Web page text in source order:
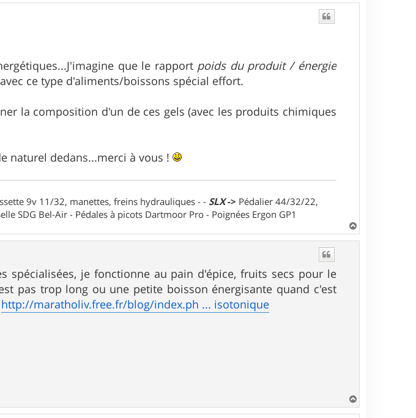
que le rapport poids du produit / énergie
ce type d'aliments/boissons spécial effort.
la composition d'un de ces gels (avec les produits chimiques
naturel dedans...merci à vous !
9v 11/32, manettes, freins hydrauliques - - SLX-> Pédalier 44/32/22,
SDG Bel-Air - Pédales à picots Dartmoor Pro - Poignées Ergon GP1
a
spécialisées, je fonctionne au pain d'épice, fruits secs pour le
pas trop long ou une petite boisson énergisante quand c'est
http://maratholiv.free.fr/blog/index.ph ... isotonique
a